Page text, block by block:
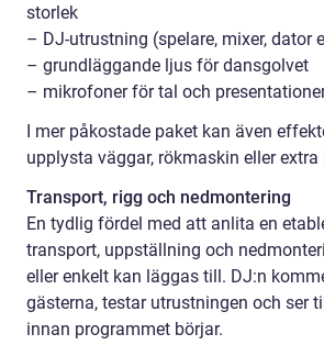
storlek
– DJ-utrustning (spelare, mixer, dator
– grundläggande ljus för dansgolvet
– mikrofoner för tal och
I mer påkostade paket kan även
upplysta väggar, rökmaskin eller
Transport, rigg och nedmontering
En tydlig fördel med att anlita en
transport, uppställning och
eller enkelt kan läggas till. DJ:n
gästerna, testar utrustningen och ser
innan programmet börjar.